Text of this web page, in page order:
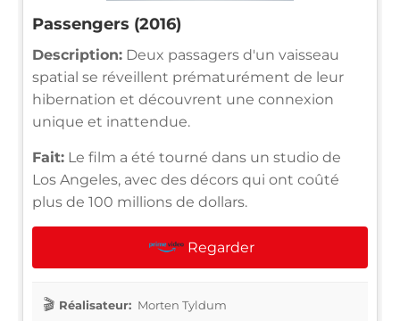
Passengers (2016)
Description: Deux passagers d'un vaisseau
spatial se réveillent prématurément de leur
hibernation et découvrent une connexion
unique et inattendue.
Fait: Le film a été tourné dans un studio de
Los Angeles, avec des décors qui ont coûté
plus de 100 millions de dollars.
Regarder
Réalisateur: Morten Tyldum